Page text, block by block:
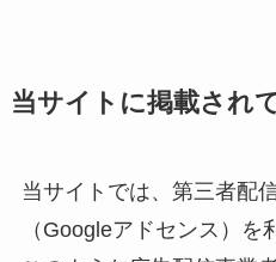
当サイトに掲載され
当サイトでは、第三者配
（Googleアドセンス）を